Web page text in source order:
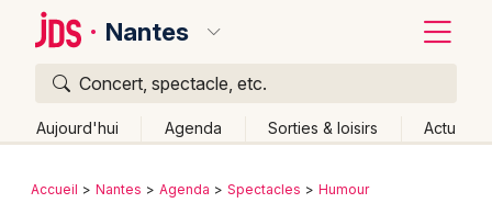
Nantes
Concert, spectacle, etc.
Aujourd'hui Agenda Sorties & loisirs Actu
Publier un événement
Retour
Accueil Nantes Agenda Spectacles Humour
Quoi ?
Où ?